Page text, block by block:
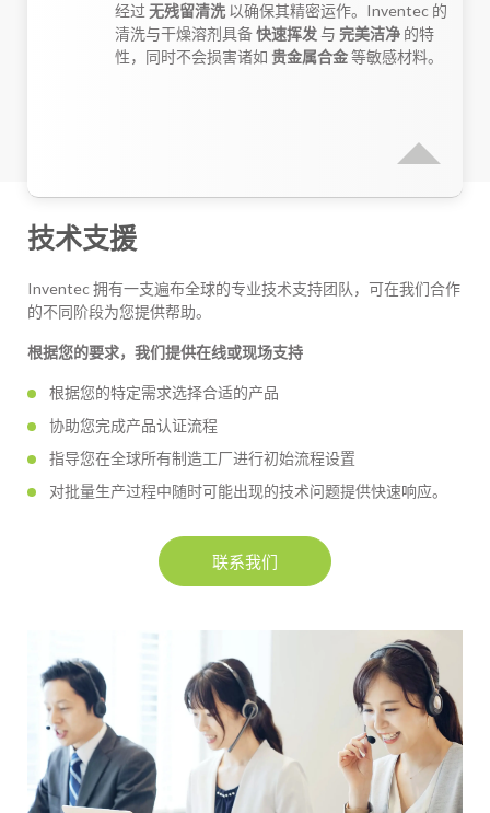
经过 无残留清洗 以确保其精密运作。Inventec 的
清洗与干燥溶剂具备快速挥发与 完美洁净 的特
性，同时不会损害诸如 贵金属合金等敏感材料。
技术支援
Inventec 拥有一支遍布全球的专业技术支持团队，可在我们合作
的不同阶段为您提供帮助。
根据您的要求，我们提供在线或现场支持
根据您的特定需求选择合适的产品
协助您完成产品认证流程
指导您在全球所有制造工厂进行初始流程设置
对批量生产过程中随时可能出现的技术问题提供快速响应。
联系我们